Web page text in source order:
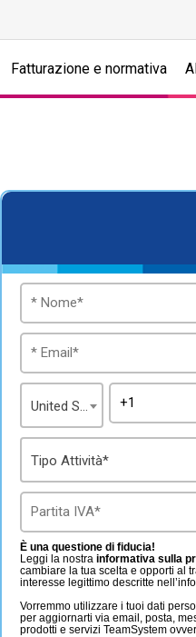
Fatturazione e normativa
United States
Tipo Attività*
È una questione di fiducia!
Leggi la nostra informativa sulla
cambiare la tua scelta e opporti al
interesse legittimo descritte
Vorremmo utilizzare i tuoi dati
per aggiornarti via email, posta,
prodotti e servizi TeamSystem